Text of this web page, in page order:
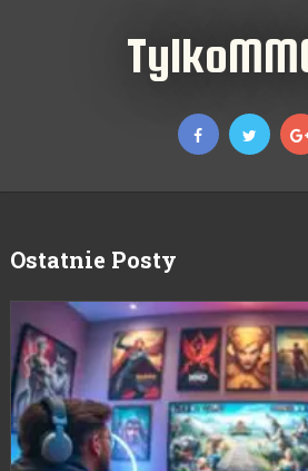
Ostatnie Posty